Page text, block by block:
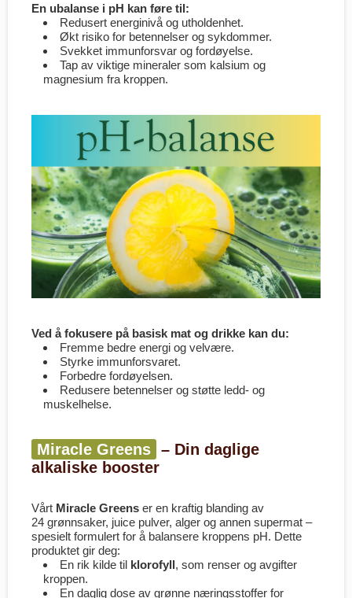
En ubalanse i pH kan føre til:
Redusert energinivå og utholdenhet.
Økt risiko for betennelser og sykdommer.
Svekket immunforsvar og fordøyelse.
Tap av viktige mineraler som kalsium og
magnesium fra kroppen.
Ved å fokusere på basisk mat og drikke kan du:
Fremme bedre energi og velvære.
Styrke immunforsvaret.
Forbedre fordøyelsen.
Redusere betennelser og støtte ledd- og
muskelhelse.
Miracle Greens – Din daglige
alkaliske booster
Vårt Miracle Greens er en kraftig blanding av
24 grønnsaker, juice pulver, alger og annen supermat –
spesielt formulert for å balansere kroppens pH. Dette
produktet gir deg:
En rik kilde til klorofyll, som renser og avgifter
kroppen.
En daglig dose av grønne næringsstoffer for